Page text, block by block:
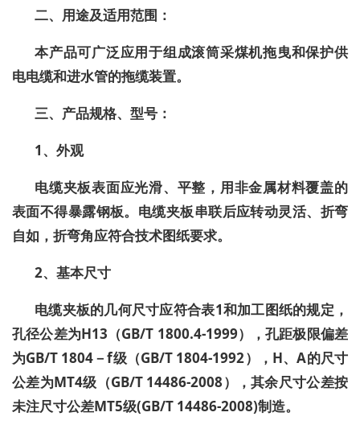
二、用途及适用范围：
本产品可广泛应用于组成滚筒采煤机拖曳和保护供
电电缆和进水管的拖缆装置。
三、产品规格、型号：
1、外观
电缆夹板表面应光滑、平整，用非金属材料覆盖的
表面不得暴露钢板。电缆夹板串联后应转动灵活、折弯
自如，折弯角应符合技术图纸要求。
2、基本尺寸
电缆夹板的几何尺寸应符合表1和加工图纸的规定，
孔径公差为H13 （GB/T 1800.4-1999），孔距极限偏差
为GB/T 1804－f级（GB/T 1804-1992）， H、A的尺寸
公差为MT4级（GB/T 14486-2008），其余尺寸公差按
未注尺寸公差MT5级(GB/T 14486-2008)制造。